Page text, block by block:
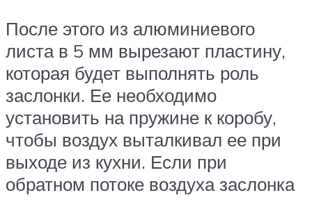
После этого из алюминиевого
листа в 5 мм вырезают пластину,
которая будет выполнять роль
заслонки. Ее необходимо
установить на пружине к коробу,
чтобы воздух выталкивал ее при
выходе из кухни. Если при
обратном потоке воздуха заслонка